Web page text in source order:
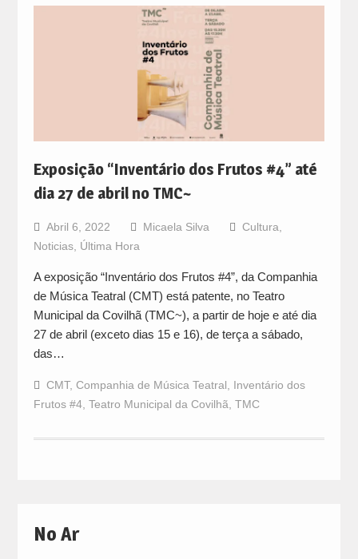
Exposição “Inventário dos Frutos #4” até
dia 27 de abril no TMC~
Abril 6, 2022 Micaela Silva Cultura
Noticias, Última Hora
A exposição “Inventário dos Frutos #4”, da Companhia
de Música Teatral (CMT) está patente, no Teatro
Municipal da Covilhã (TMC~), a partir de hoje e até dia
27 de abril (exceto dias 15 e 16), de terça a sábado,
das…
CMT, Companhia de Música Teatral
Inventário dos
Frutos #4, Teatro Municipal da Covilhã TMC
No Ar